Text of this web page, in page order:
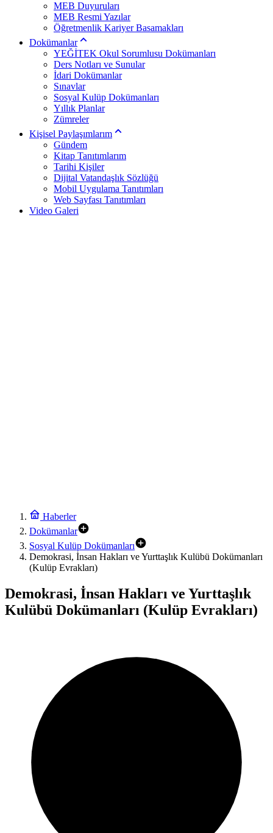
MEB Duyuruları
MEB Resmi Yazılar
Öğretmenlik Kariyer Basamakları
Dokümanlar
YEĞİTEK Okul Sorumlusu Dokümanları
Ders Notları ve Sunular
İdari Dokümanlar
Sınavlar
Sosyal Kulüp Dokümanları
Yıllık Planlar
Zümreler
Kişisel Paylaşımlarım
Gündem
Kitap Tanıtımlarım
Tarihi Kişiler
Dijital Vatandaşlık Sözlüğü
Mobil Uygulama Tanıtımları
Web Sayfası Tanıtımları
Video Galeri
Haberler
Dokümanlar
Sosyal Kulüp Dokümanları
Demokrasi, İnsan Hakları ve Yurttaşlık Kulübü Dokümanları
(Kulüp Evrakları)
Demokrasi, İnsan Hakları ve Yurttaşlık
Kulübü Dokümanları (Kulüp Evrakları)